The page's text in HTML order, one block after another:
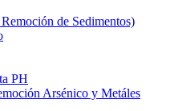
de Sedimentos)
PH
Arsénico y Metáles